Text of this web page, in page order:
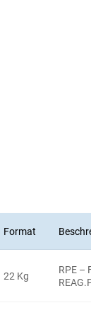
Format
22 Kg
RPE –